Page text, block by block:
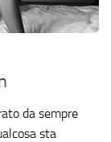
da sempre
sta